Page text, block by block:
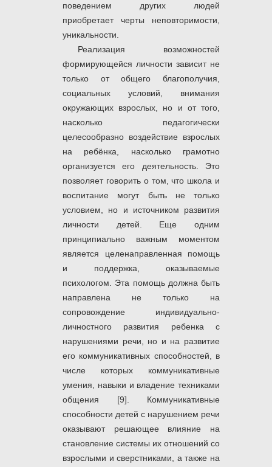
поведением других людей
приобретает черты неповторимости,
уникальности.
Реализация возможностей
формирующейся личности зависит не
только от общего благополучия,
социальных условий, внимания
окружающих взрослых, но и от того,
насколько педагогически
целесообразно воздействие взрослых
на ребёнка, насколько грамотно
организуется его деятельность. Это
позволяет говорить о том, что школа и
воспитание могут быть не только
условием, но и источником развития
личности детей. Еще одним
принципиально важным моментом
является целенаправленная помощь
и поддержка, оказываемые
психологом. Эта помощь должна быть
направлена не только на
сопровождение индивидуально-
личностного развития ребенка с
нарушениями речи, но и на развитие
его коммуникативных способностей, в
числе которых коммуникативные
умения, навыки и владение техниками
общения [9]. Коммуникативные
способности детей с нарушением речи
оказывают решающее влияние на
становление системы их отношений со
взрослыми и сверстниками, а также на